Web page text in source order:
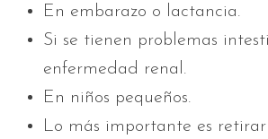
En embarazo o lactancia.
Si se tienen problemas
enfermedad renal.
En niños pequeños.
Lo más importante es